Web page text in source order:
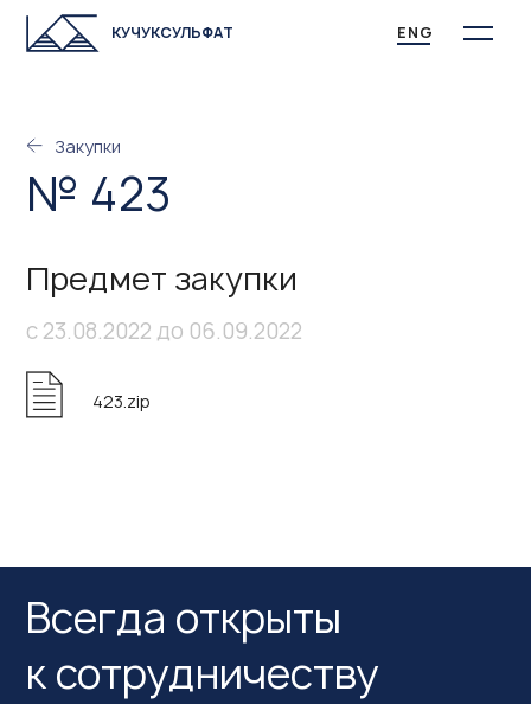
КУЧУКСУЛЬФАТ ENG
Закупки
№ 423
Предмет закупки
с 23.08.2022 до 06.09.2022
423.zip
Всегда открыты
к сотрудничеству